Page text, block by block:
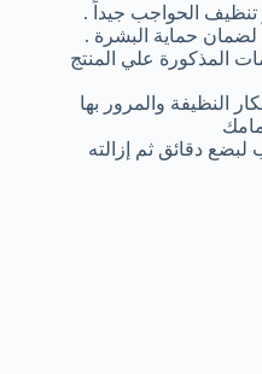
الحواجب جيداً .
حماية البشرة .
المذكورة علي المنتج
النظيفة والمرور بها
دقائق ثم إزالته